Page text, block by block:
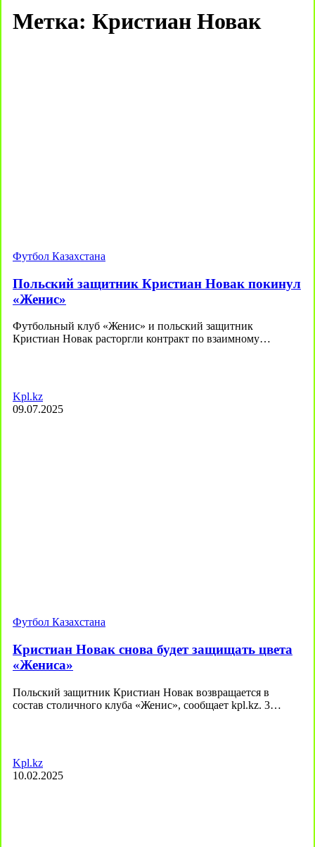
Метка: Кристиан Новак
Футбол Казахстана
Польский защитник Кристиан Новак покинул
«Женис»
Футбольный клуб «Женис» и польский защитник
Кристиан Новак расторгли контракт по взаимному…
Kpl.kz
09.07.2025
Футбол Казахстана
Кристиан Новак снова будет защищать цвета
«Жениса»
Польский защитник Кристиан Новак возвращается в
состав столичного клуба «Женис», сообщает kpl.kz. 3…
Kpl.kz
10.02.2025